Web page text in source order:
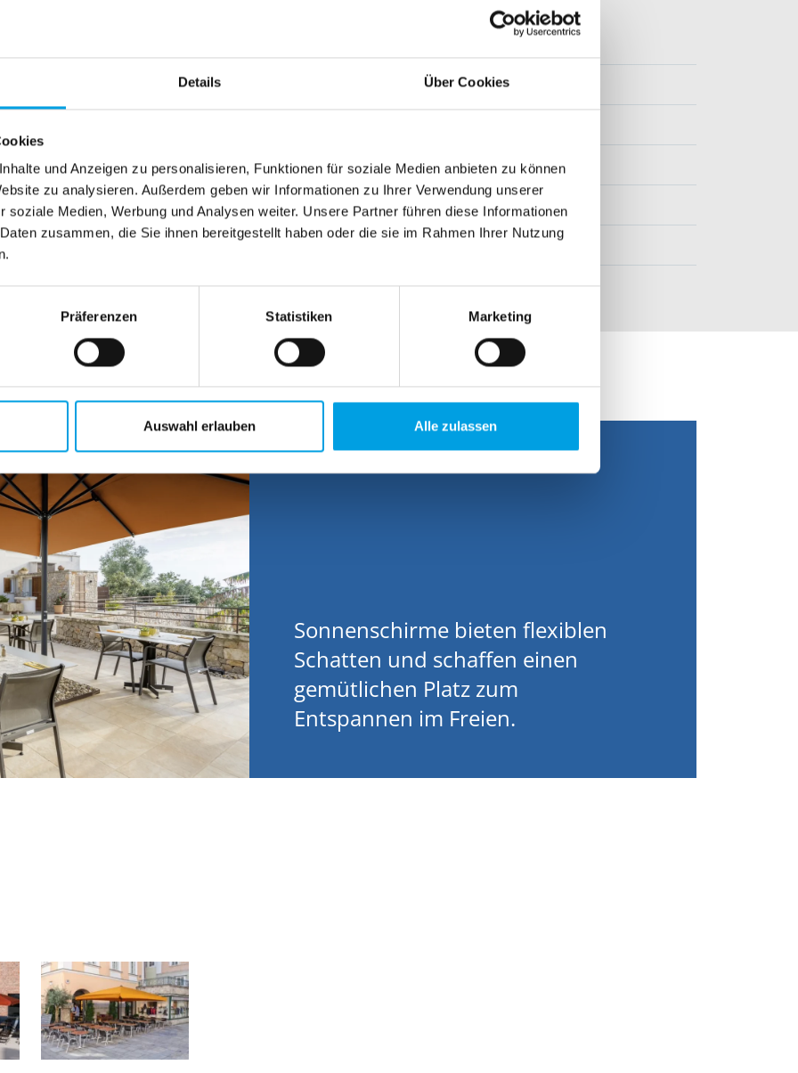
Details Über Cookies
und Anzeigen zu personalisieren, Funktionen für soziale Medien anbieten zu können
zu analysieren. Außerdem geben wir Informationen zu Ihrer Verwendung unserer
soziale Medien, Werbung und Analysen weiter. Unsere Partner führen diese Informationen
zusammen, die Sie ihnen bereitgestellt haben oder die sie im Rahmen Ihrer Nutzung
Präferenzen Statistiken Marketing
Auswahl erlauben Alle zulassen
x 500 cm
RAL-Farben (pulverbeschichtet, ohne Aufpreis)
Dessins aus 100% robuster Acryl-Faser
Sonnenschirme bieten flexiblen
Schatten und schaffen einen
gemütlichen Platz zum
Entspannen im Freien.